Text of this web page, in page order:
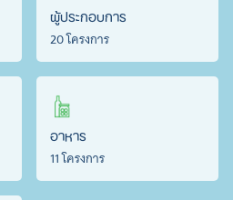
ผู้ประกอบการ
20 โครงการ
อาหาร
11 โครงการ